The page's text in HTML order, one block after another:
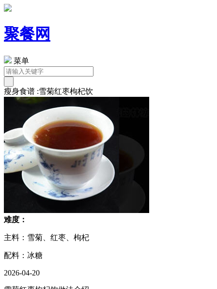
聚餐网
菜单
瘦身食谱 :雪菊红枣枸杞饮
难度：
主料：雪菊、红枣、枸杞
配料：冰糖
2026-04-20